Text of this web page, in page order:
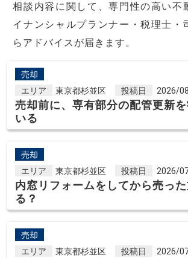
相談内容に関して、専門性の高い不
イナンシャルプランナー・税理士・
らアドバイスが届きます。
売却
エリア
東京都杉並区 投稿日 2026/
売却前に、専有部分の配管更新
いる
売却
エリア
東京都杉並区 投稿日 2026/
内窓リフォームをしてから売っ
る？
売却
エリア
東京都杉並区 投稿日 2026/